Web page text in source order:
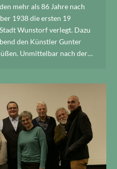
mehr als 86 Jahre nach
1938 die ersten 19
Wunstorf verlegt. Dazu
den Künstler Gunter
Unmittelbar nach der…